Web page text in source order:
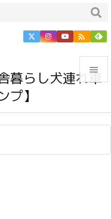
暮らし犬連れ車
プ】



